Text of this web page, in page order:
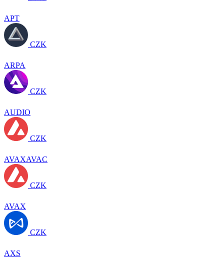
APT
CZK
ARPA
CZK
AUDIO
CZK
AVAXAVAC
CZK
AVAX
CZK
AXS